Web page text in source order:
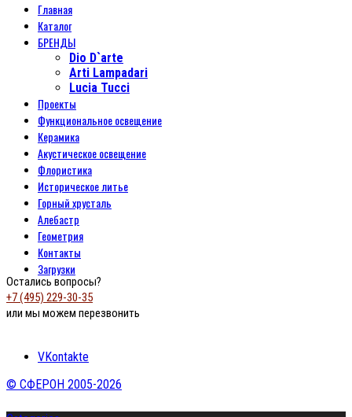
Главная
Каталог
БРЕНДЫ
Dio D`arte
Arti Lampadari
Lucia Tucci
Проекты
Функциональное освещение
Керамика
Акустическое освещение
Флористика
Историческое литье
Горный хрусталь
Алебастр
Геометрия
Контакты
Загрузки
Остались вопросы?
+7 (495) 229-30-35
или мы можем перезвонить
VKontakte
© СФЕРОН 2005-2026